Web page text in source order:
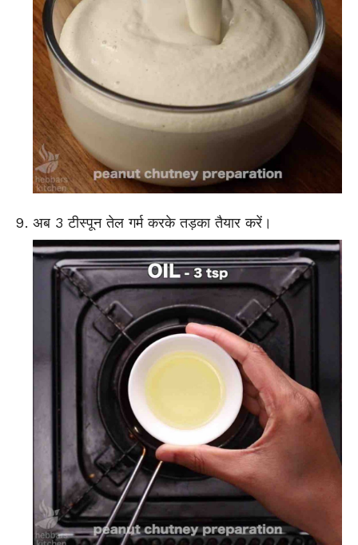
अब 3 टीस्पून तेल गर्म करके तड़का तैयार करें।